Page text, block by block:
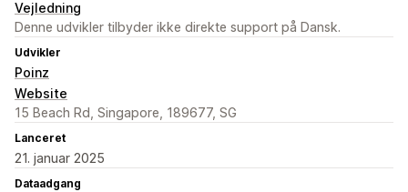
Vejledning
Denne udvikler tilbyder ikke direkte support på Dansk.
Udvikler
Poinz
Website
15 Beach Rd, Singapore, 189677, SG
Lanceret
21. januar 2025
Dataadgang